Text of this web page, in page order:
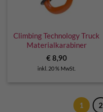
Climbing Technology Truck
Materialkarabiner
€8,90
inkl. 20 % MwSt.
1 2